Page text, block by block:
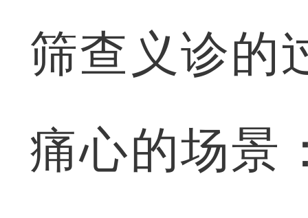
筛查义诊的
痛心的场景